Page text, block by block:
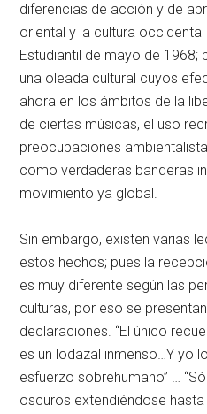
diferencias de acción y de
oriental y la cultura
Estudiantil de mayo de
una oleada cultural cuyos
ahora en los ámbitos de la
de ciertas músicas, el uso
preocupaciones
como verdaderas banderas
movimiento ya global.
Sin embargo, existen varias
estos hechos; pues la
es muy diferente según las
culturas, por eso se
declaraciones. “El único
es un lodazal inmenso…Y yo
esfuerzo sobrehumano” …
oscuros extendiéndose hasta